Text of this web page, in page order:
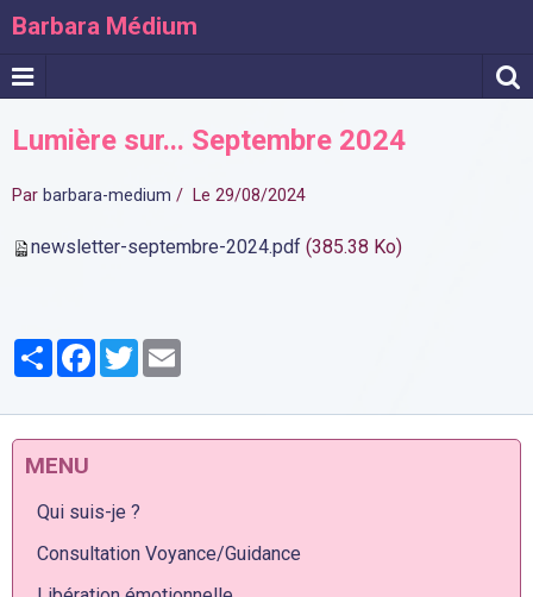
Barbara Médium
Lumière sur... Septembre 2024
Par barbara-medium Le 29/08/2024
newsletter-septembre-2024.pdf (385.38 Ko)
PartagerFacebook
Twitter
MENU
Qui suis-je ?
Consultation Voyance/Guidance